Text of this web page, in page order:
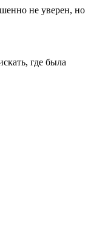
не уверен, но
где была